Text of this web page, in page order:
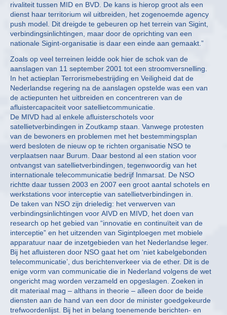
rivaliteit tussen MID en BVD. De kans is hierop groot als een
dienst haar territorium wil uitbreiden, het zogenoemde agency
push model. Dit dreigde te gebeuren op het terrein van Sigint,
verbindingsinlichtingen, maar door de oprichting van een
nationale Sigint-organisatie is daar een einde aan gemaakt.”
Zoals op veel terreinen leidde ook hier de schok van de
aanslagen van 11 september 2001 tot een stroomversnelling.
In het actieplan Terrorismebestrijding en Veiligheid dat de
Nederlandse regering na de aanslagen opstelde was een van
de actiepunten het uitbreiden en concentreren van de
afluistercapaciteit voor satellietcommunicatie.
De MIVD had al enkele afluisterschotels voor
satellietverbindingen in Zoutkamp staan. Vanwege protesten
van de bewoners en problemen met het bestemmingsplan
werd besloten de nieuw op te richten organisatie NSO te
verplaatsen naar Burum. Daar bestond al een station voor
ontvangst van satellietverbindingen, tegenwoordig van het
internationale telecommunicatie bedrijf Inmarsat. De NSO
richtte daar tussen 2003 en 2007 een groot aantal schotels en
werkstations voor interceptie van satellietverbindingen in.
De taken van NSO zijn drieledig: het verwerven van
verbindingsinlichtingen voor AIVD en MIVD, het doen van
research op het gebied van “innovatie en continuïteit van de
interceptie” en het uitzenden van Sigintploegen met mobiele
apparatuur naar de inzetgebieden van het Nederlandse leger.
Bij het afluisteren door NSO gaat het om ‘niet kabelgebonden
telecommunicatie’, dus berichtenverkeer via de ether. Dit is de
enige vorm van communicatie die in Nederland volgens de wet
ongericht mag worden verzameld en opgeslagen. Zoeken in
dit materiaal mag – althans in theorie – alleen door de beide
diensten aan de hand van een door de minister goedgekeurde
trefwoordenlijst. Bij het in belang toenemende berichten- en